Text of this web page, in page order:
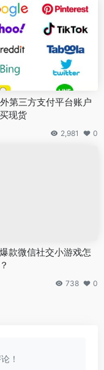
第三方支付平台账户
现货
2,981 0
款微信社交小游戏怎
738 0
！